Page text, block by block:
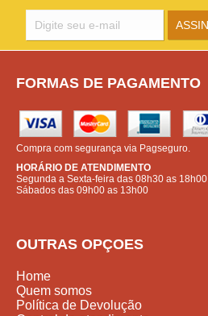
FORMAS DE PAGAMENTO
Compra com segurança via Pagseguro.
HORÁRIO DE ATENDIMENTO
Segunda a Sexta-feira das 08h30 as 18h00
Sábados das 09h00 as 13h00
OUTRAS OPÇOES
Home
Quem somos
Política de Devolução